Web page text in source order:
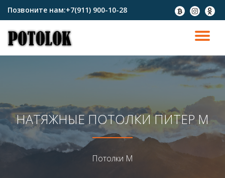
содержимому
Позвоните нам:+7(911) 900-10-28
fa-
btc
fa-
instagram
fa-
НАТЯЖНЫЕ ПОТОЛКИ ПИТЕР М
Потолки М